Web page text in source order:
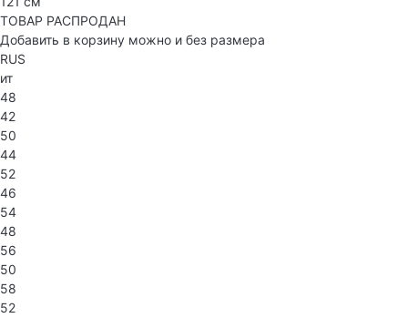
ТОВАР РАСПРОДАН
Добавить в корзину можно и без размера
RUS
ит
48
42
50
44
52
46
54
48
56
50
58
52